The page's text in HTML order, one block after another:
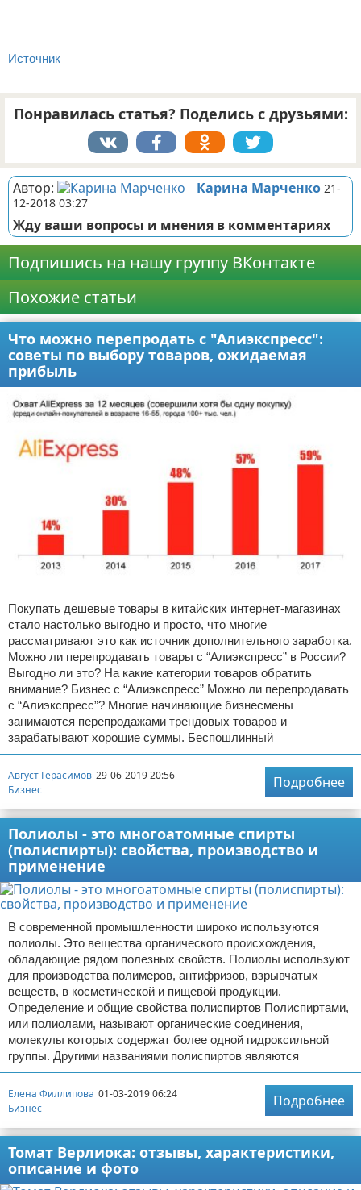
Источник
Понравилась статья? Поделись с друзьями:
Автор: Карина Марченко 21-
12-2018 03:27
Жду ваши вопросы и мнения в комментариях
Подпишись на нашу группу ВКонтакте
Похожие статьи
Что можно перепродать с "Алиэкспресс":
советы по выбору товаров, ожидаемая
прибыль
Покупать дешевые товары в китайских интернет-магазинах
стало настолько выгодно и просто, что многие
рассматривают это как источник дополнительного заработка.
Можно ли перепродавать товары с “Алиэкспресс” в России?
Выгодно ли это? На какие категории товаров обратить
внимание? Бизнес с “Алиэкспресс” Можно ли перепродавать
с “Алиэкспресс”? Многие начинающие бизнесмены
занимаются перепродажами трендовых товаров и
зарабатывают хорошие суммы. Беспошлинный
Август Герасимов 29-06-2019 20:56
Бизнес
Подробнее
Полиолы - это многоатомные спирты
(полиспирты): свойства, производство и
применение
В современной промышленности широко используются
полиолы. Это вещества органического происхождения,
обладающие рядом полезных свойств. Полиолы используют
для производства полимеров, антифризов, взрывчатых
веществ, в косметической и пищевой продукции.
Определение и общие свойства полиспиртов Полиспиртами,
или полиолами, называют органические соединения,
молекулы которых содержат более одной гидроксильной
группы. Другими названиями полиспиртов являются
Елена Филлипова 01-03-2019 06:24
Бизнес
Подробнее
Томат Верлиока: отзывы, характеристики,
описание и фото